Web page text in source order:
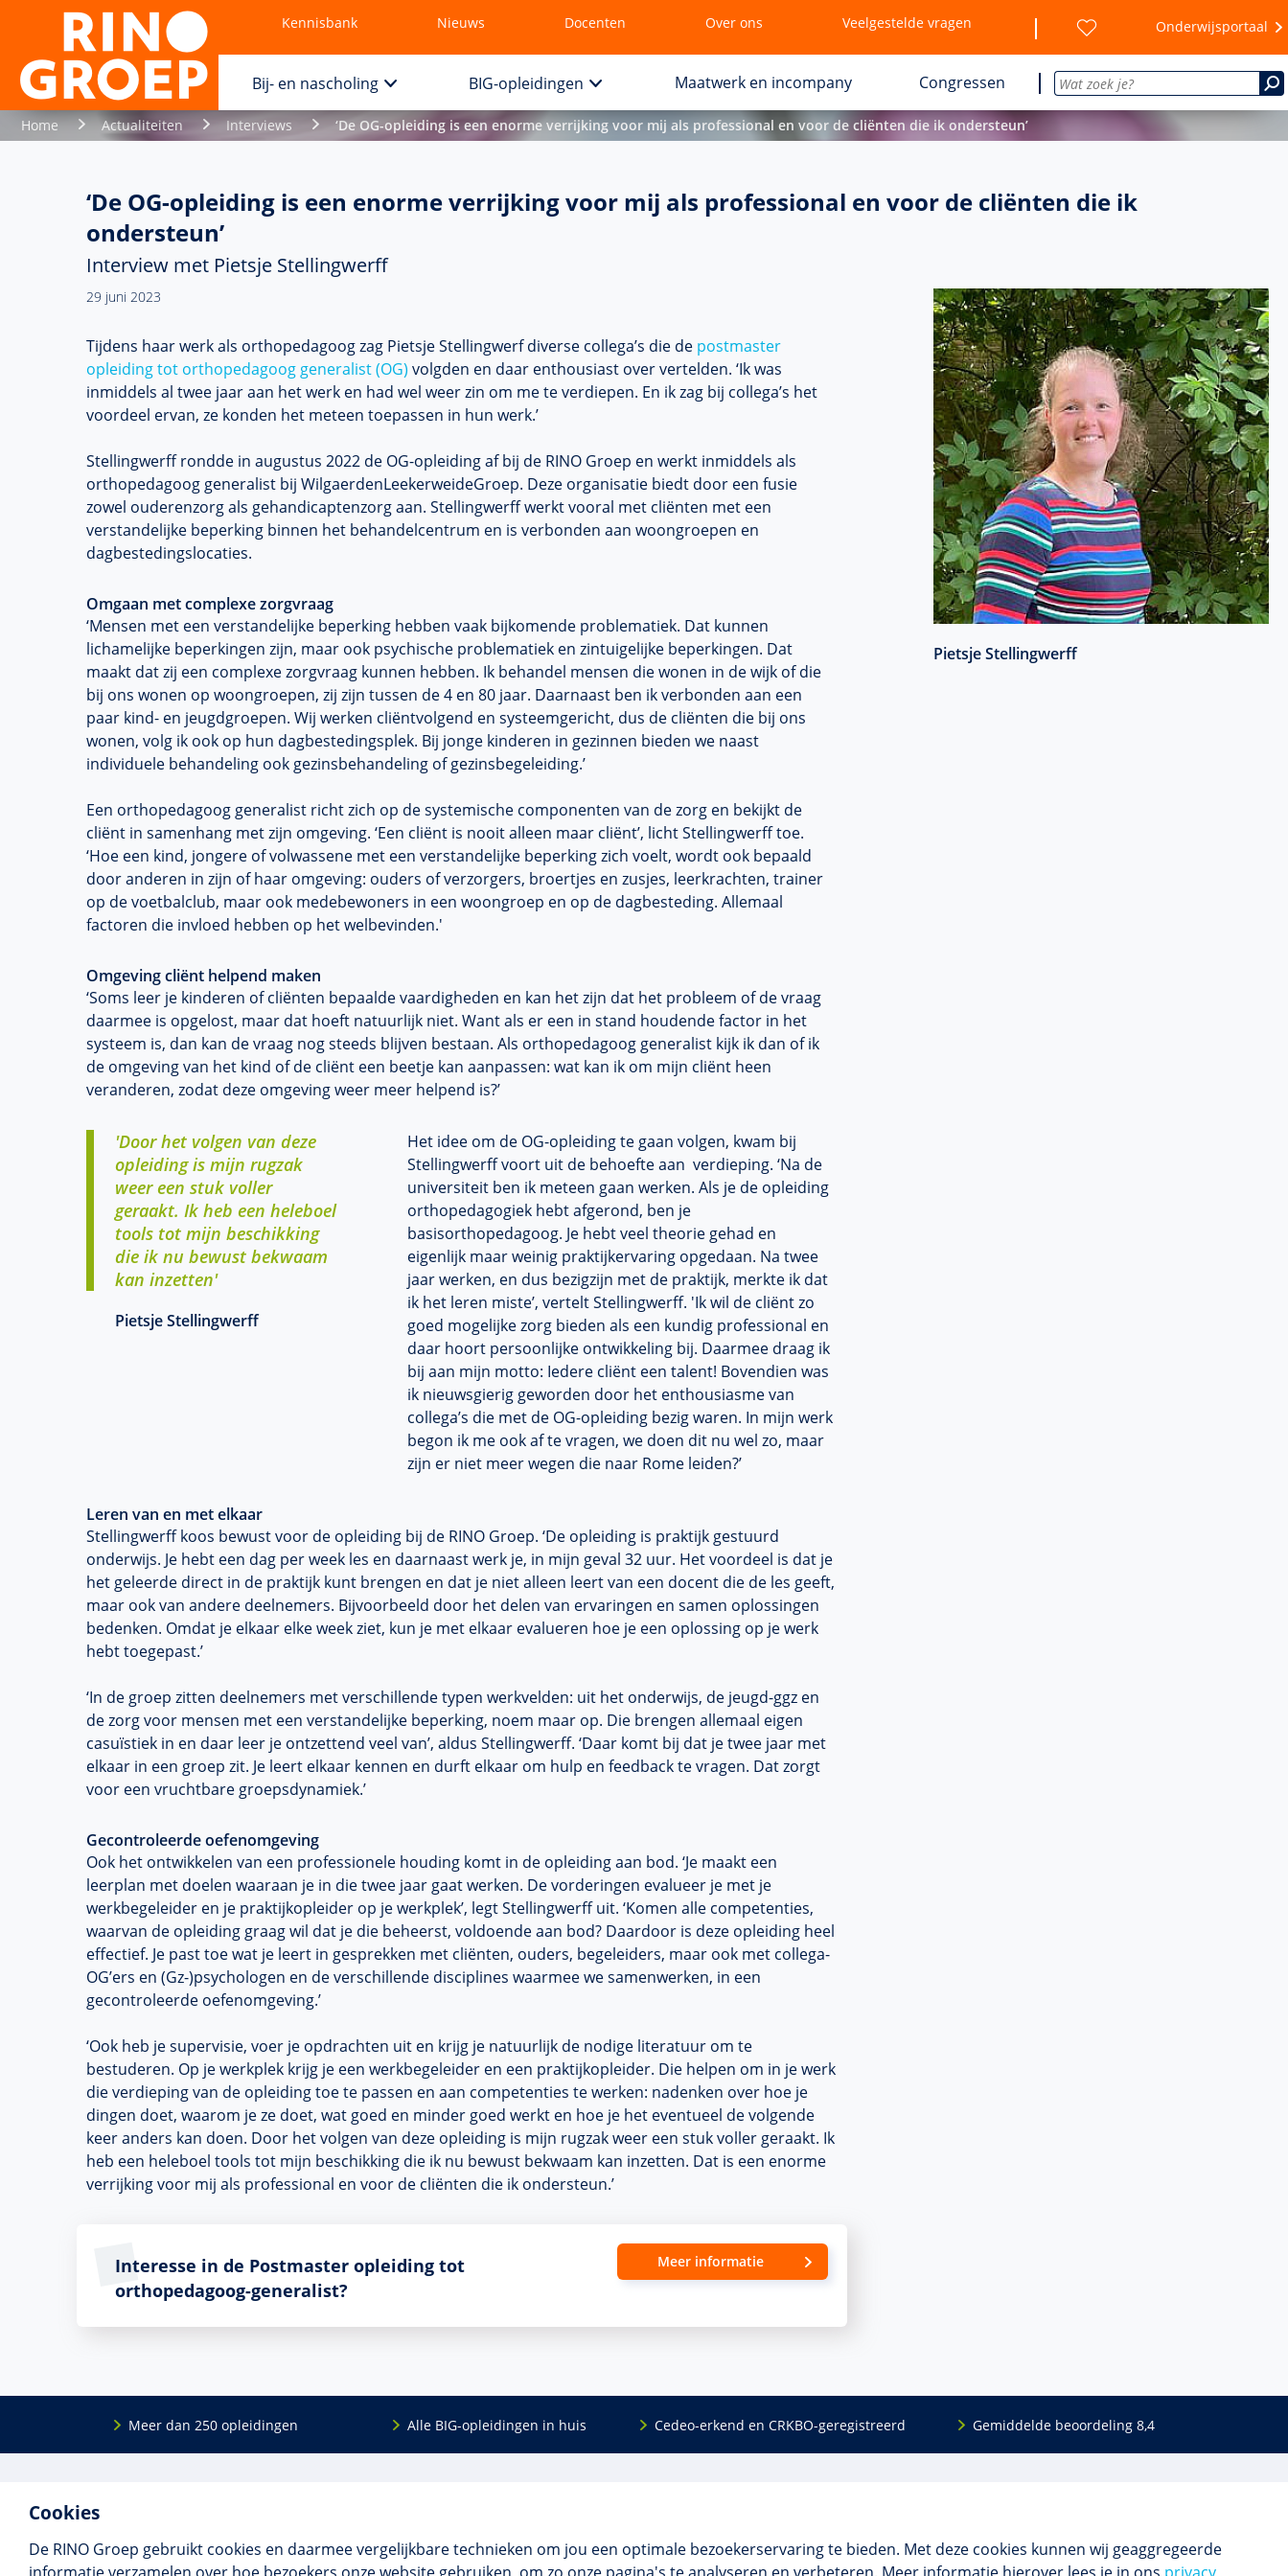
Cookies
De RINO Groep gebruikt cookies en daarmee vergelijkbare technieken om jou een optimale bezoekerservaring te bieden. Met deze cookies kunnen wij geaggregeerde
Kennisbank Nieuws Docenten Over ons Veelgestelde vragen Onderwijsportaal
Bij- en nascholing BIG-opleidingen Maatwerk en incompany Congressen
Home Actualiteiten Interviews ‘De OG-opleiding is een enorme verrijking voor mij als professional en voor de cliënten die ik ondersteun’
‘De OG-opleiding is een enorme verrijking voor mij als professional en voor de cliënten die ik
ondersteun’
Interview met Pietsje Stellingwerff
29 juni 2023
Pietsje Stellingwerff
Tijdens haar werk als orthopedagoog zag Pietsje Stellingwerf diverse collega’s die de postmaster
opleiding tot orthopedagoog generalist (OG) volgden en daar enthousiast over vertelden. ‘Ik was
inmiddels al twee jaar aan het werk en had wel weer zin om me te verdiepen. En ik zag bij collega’s het
voordeel ervan, ze konden het meteen toepassen in hun werk.’
Stellingwerff rondde in augustus 2022 de OG-opleiding af bij de RINO Groep en werkt inmiddels als
orthopedagoog generalist bij WilgaerdenLeekerweideGroep. Deze organisatie biedt door een fusie
zowel ouderenzorg als gehandicaptenzorg aan. Stellingwerff werkt vooral met cliënten met een
verstandelijke beperking binnen het behandelcentrum en is verbonden aan woongroepen en
dagbestedingslocaties.
Omgaan met complexe zorgvraag
‘Mensen met een verstandelijke beperking hebben vaak bijkomende problematiek. Dat kunnen
lichamelijke beperkingen zijn, maar ook psychische problematiek en zintuigelijke beperkingen. Dat
maakt dat zij een complexe zorgvraag kunnen hebben. Ik behandel mensen die wonen in de wijk of die
bij ons wonen op woongroepen, zij zijn tussen de 4 en 80 jaar. Daarnaast ben ik verbonden aan een
paar kind- en jeugdgroepen. Wij werken cliëntvolgend en systeemgericht, dus de cliënten die bij ons
wonen, volg ik ook op hun dagbestedingsplek. Bij jonge kinderen in gezinnen bieden we naast
individuele behandeling ook gezinsbehandeling of gezinsbegeleiding.’
Een orthopedagoog generalist richt zich op de systemische componenten van de zorg en bekijkt de
cliënt in samenhang met zijn omgeving. ‘Een cliënt is nooit alleen maar cliënt’, licht Stellingwerff toe.
‘Hoe een kind, jongere of volwassene met een verstandelijke beperking zich voelt, wordt ook bepaald
door anderen in zijn of haar omgeving: ouders of verzorgers, broertjes en zusjes, leerkrachten, trainer
op de voetbalclub, maar ook medebewoners in een woongroep en op de dagbesteding. Allemaal
factoren die invloed hebben op het welbevinden.'
Omgeving cliënt helpend maken
‘Soms leer je kinderen of cliënten bepaalde vaardigheden en kan het zijn dat het probleem of de vraag
daarmee is opgelost, maar dat hoeft natuurlijk niet. Want als er een in stand houdende factor in het
systeem is, dan kan de vraag nog steeds blijven bestaan. Als orthopedagoog generalist kijk ik dan of ik
de omgeving van het kind of de cliënt een beetje kan aanpassen: wat kan ik om mijn cliënt heen
veranderen, zodat deze omgeving weer meer helpend is?’
'Door het volgen van deze
opleiding is mijn rugzak
weer een stuk voller
geraakt. Ik heb een heleboel
tools tot mijn beschikking
die ik nu bewust bekwaam
kan inzetten'
Pietsje Stellingwerff
Het idee om de OG-opleiding te gaan volgen, kwam bij
Stellingwerff voort uit de behoefte aan verdieping. ‘Na de
universiteit ben ik meteen gaan werken. Als je de opleiding
orthopedagogiek hebt afgerond, ben je
basisorthopedagoog. Je hebt veel theorie gehad en
eigenlijk maar weinig praktijkervaring opgedaan. Na twee
jaar werken, en dus bezigzijn met de praktijk, merkte ik dat
ik het leren miste’, vertelt Stellingwerff. 'Ik wil de cliënt zo
goed mogelijke zorg bieden als een kundig professional en
daar hoort persoonlijke ontwikkeling bij. Daarmee draag ik
bij aan mijn motto: Iedere cliënt een talent! Bovendien was
ik nieuwsgierig geworden door het enthousiasme van
collega’s die met de OG-opleiding bezig waren. In mijn werk
begon ik me ook af te vragen, we doen dit nu wel zo, maar
zijn er niet meer wegen die naar Rome leiden?’
Leren van en met elkaar
Stellingwerff koos bewust voor de opleiding bij de RINO Groep. ‘De opleiding is praktijk gestuurd
onderwijs. Je hebt een dag per week les en daarnaast werk je, in mijn geval 32 uur. Het voordeel is dat je
het geleerde direct in de praktijk kunt brengen en dat je niet alleen leert van een docent die de les geeft,
maar ook van andere deelnemers. Bijvoorbeeld door het delen van ervaringen en samen oplossingen
bedenken. Omdat je elkaar elke week ziet, kun je met elkaar evalueren hoe je een oplossing op je werk
hebt toegepast.’
‘In de groep zitten deelnemers met verschillende typen werkvelden: uit het onderwijs, de jeugd-ggz en
de zorg voor mensen met een verstandelijke beperking, noem maar op. Die brengen allemaal eigen
casuïstiek in en daar leer je ontzettend veel van’, aldus Stellingwerff. ‘Daar komt bij dat je twee jaar met
elkaar in een groep zit. Je leert elkaar kennen en durft elkaar om hulp en feedback te vragen. Dat zorgt
voor een vruchtbare groepsdynamiek.’
Gecontroleerde oefenomgeving
Ook het ontwikkelen van een professionele houding komt in de opleiding aan bod. ‘Je maakt een
leerplan met doelen waaraan je in die twee jaar gaat werken. De vorderingen evalueer je met je
werkbegeleider en je praktijkopleider op je werkplek’, legt Stellingwerff uit. ‘Komen alle competenties,
waarvan de opleiding graag wil dat je die beheerst, voldoende aan bod? Daardoor is deze opleiding heel
effectief. Je past toe wat je leert in gesprekken met cliënten, ouders, begeleiders, maar ook met collega-
OG’ers en (Gz-)psychologen en de verschillende disciplines waarmee we samenwerken, in een
gecontroleerde oefenomgeving.’
‘Ook heb je supervisie, voer je opdrachten uit en krijg je natuurlijk de nodige literatuur om te
bestuderen. Op je werkplek krijg je een werkbegeleider en een praktijkopleider. Die helpen om in je werk
die verdieping van de opleiding toe te passen en aan competenties te werken: nadenken over hoe je
dingen doet, waarom je ze doet, wat goed en minder goed werkt en hoe je het eventueel de volgende
keer anders kan doen. Door het volgen van deze opleiding is mijn rugzak weer een stuk voller geraakt. Ik
heb een heleboel tools tot mijn beschikking die ik nu bewust bekwaam kan inzetten. Dat is een enorme
verrijking voor mij als professional en voor de cliënten die ik ondersteun.’
Interesse in de Postmaster opleiding tot
orthopedagoog-generalist?
Meer informatie
Meer dan 250 opleidingen Alle BIG-opleidingen in huis Cedeo-erkend en CRKBO-geregistreerd Gemiddelde beoordeling 8,4
voor mensen die werken met mensen met
een psychische kwets­baar­heid. Samen met
onze top­docenten bieden we innova­tieve
BIG-opleidingen
Maatwerk en incompany
Veelgestelde vragen
Contact
aanbod en ons laatste nieuws.